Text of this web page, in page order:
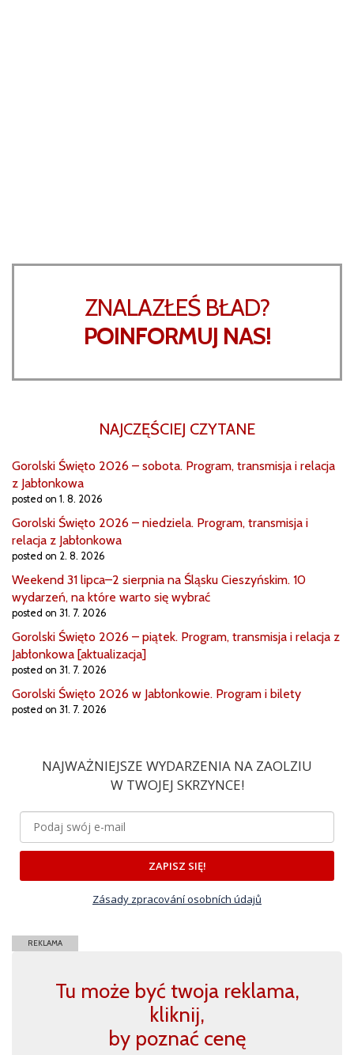
ZNALAZŁEŚ BŁAD?
POINFORMUJ NAS!
NAJCZĘŚCIEJ CZYTANE
Gorolski Święto 2026 – sobota. Program, transmisja i relacja
z Jabłonkowa
posted on 1. 8. 2026
Gorolski Święto 2026 – niedziela. Program, transmisja i
relacja z Jabłonkowa
posted on 2. 8. 2026
Weekend 31 lipca–2 sierpnia na Śląsku Cieszyńskim. 10
wydarzeń, na które warto się wybrać
posted on 31. 7. 2026
Gorolski Święto 2026 – piątek. Program, transmisja i relacja z
Jabłonkowa [aktualizacja]
posted on 31. 7. 2026
Gorolski Święto 2026 w Jabłonkowie. Program i bilety
posted on 31. 7. 2026
NAJWAŻNIEJSZE WYDARZENIA NA ZAOLZIU
W TWOJEJ SKRZYNCE!
ZAPISZ SIĘ!
Zásady zpracování osobních údajů
REKLAMA
Tu może być twoja reklama,
kliknij,
by poznać cenę